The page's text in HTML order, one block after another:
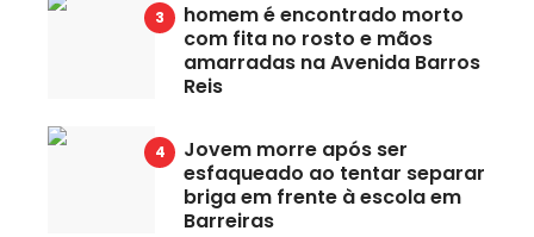
homem é encontrado morto
com fita no rosto e mãos
amarradas na Avenida Barros
Reis
Jovem morre após ser
esfaqueado ao tentar separar
briga em frente à escola em
Barreiras